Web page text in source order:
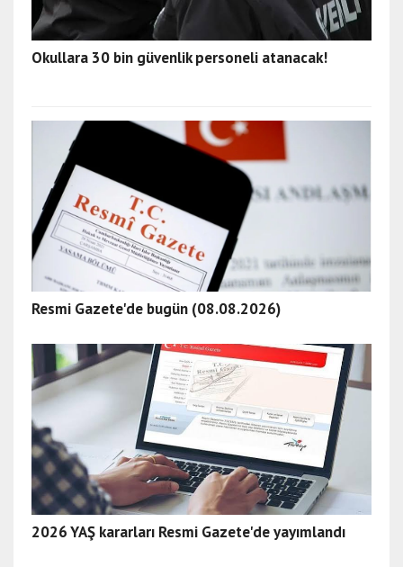
Okullara 30 bin güvenlik personeli atanacak!
Resmi Gazete'de bugün (08.08.2026)
2026 YAŞ kararları Resmi Gazete'de yayımlandı